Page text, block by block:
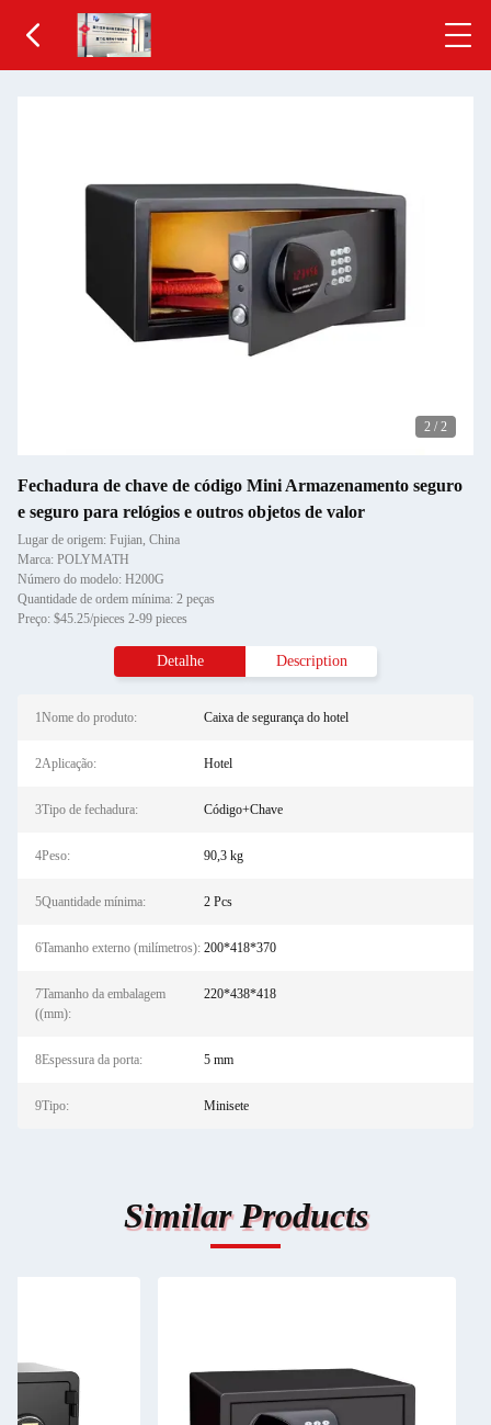
2 / 2
Fechadura de chave de código Mini Armazenamento seguro
e seguro para relógios e outros objetos de valor
Lugar de origem: Fujian, China
Marca: POLYMATH
Número do modelo: H200G
Quantidade de ordem mínima: 2 peças
Preço: $45.25/pieces 2-99 pieces
Detalhe Description
1Nome do produto: Caixa de segurança do hotel
2Aplicação: Hotel
3Tipo de fechadura: Código+Chave
4Peso: 90,3 kg
5Quantidade mínima: 2 Pcs
6Tamanho externo (milímetros): 200*418*370
7Tamanho da embalagem
((mm):
220*438*418
8Espessura da porta: 5 mm
9Tipo: Minisete
Similar Products